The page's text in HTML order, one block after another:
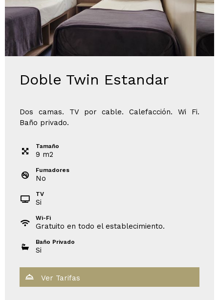
Doble Twin Estandar
Dos camas. TV por cable. Calefacción. Wi Fi.
Baño privado.
Tamaño
9 m2
Fumadores
No
TV
Si
Wi-Fi
Gratuito en todo el establecimiento.
Baño Privado
Si
Ver Tarifas